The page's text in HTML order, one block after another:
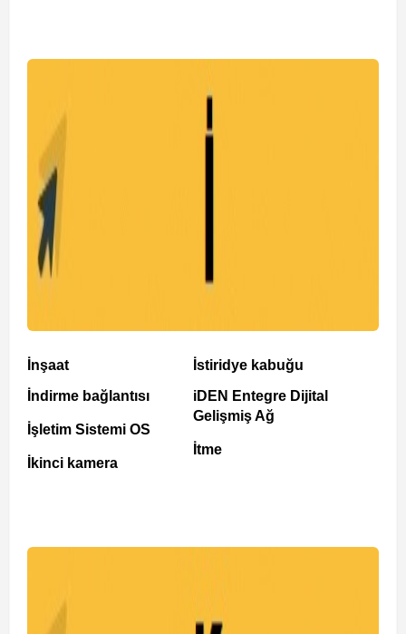
İnşaat
İndirme bağlantısı
İşletim Sistemi OS
İkinci kamera
İstiridye kabuğu
iDEN Entegre Dijital
Gelişmiş Ağ
İtme